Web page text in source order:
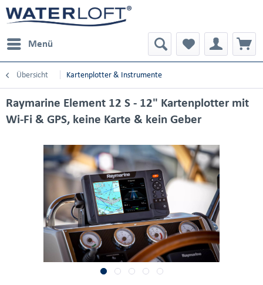
Menü
Übersicht Kartenplotter & Instrumente
Raymarine Element 12 S - 12" Kartenplotter mit
Wi-Fi & GPS, keine Karte & kein Geber